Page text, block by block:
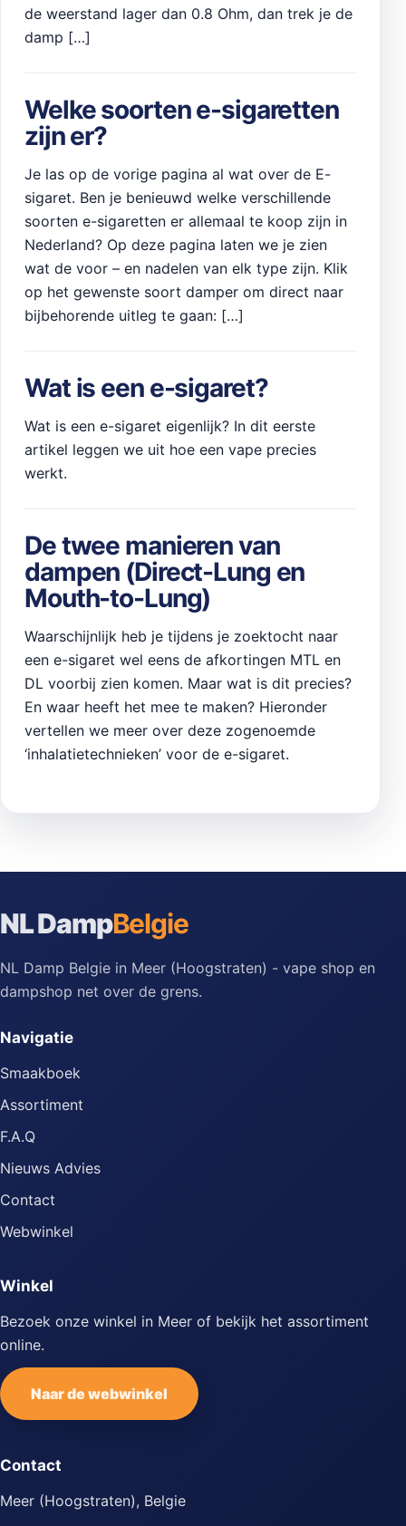
de weerstand lager dan 0.8 Ohm, dan trek je de
damp […]
Welke soorten e-sigaretten
zijn er?
Je las op de vorige pagina al wat over de E-
sigaret. Ben je benieuwd welke verschillende
soorten e-sigaretten er allemaal te koop zijn in
Nederland? Op deze pagina laten we je zien
wat de voor – en nadelen van elk type zijn. Klik
op het gewenste soort damper om direct naar
bijbehorende uitleg te gaan: […]
Wat is een e-sigaret?
Wat is een e-sigaret eigenlijk? In dit eerste
artikel leggen we uit hoe een vape precies
werkt.
De twee manieren van
dampen (Direct-Lung en
Mouth-to-Lung)
Waarschijnlijk heb je tijdens je zoektocht naar
een e-sigaret wel eens de afkortingen MTL en
DL voorbij zien komen. Maar wat is dit precies?
En waar heeft het mee te maken? Hieronder
vertellen we meer over deze zogenoemde
‘inhalatietechnieken’ voor de e-sigaret.
NL DampBelgie
NL Damp Belgie in Meer (Hoogstraten) - vape shop en
dampshop net over de grens.
Navigatie
Smaakboek
Assortiment
F.A.Q
Nieuws Advies
Contact
Webwinkel
Winkel
Bezoek onze winkel in Meer of bekijk het assortiment
online.
Naar de webwinkel
Contact
Meer (Hoogstraten), Belgie